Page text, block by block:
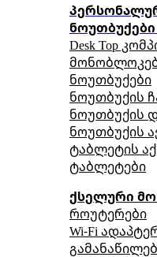
Desk Top
ნოუთბუქები
ნოუთბუქის
ნოუთბუქის
ნოუთბუქის
ტაბლეტის
ტაბლეტები
ქსელური
როუტერები
Wi-Fi